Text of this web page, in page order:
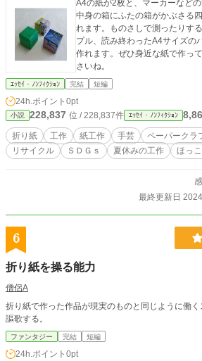
A4の紙が2枚と、マーカーなど
中身の箱にふたの箱がかぶさる
れます。ものさしで測ったりす
プル、読み終わったA4サイズの
作れます。ぜひ身近な紙で作っ
さいね。
ｴｯｾｲ・ﾉﾝﾌｨｸｼｮﾝ 完結 短編
24h.ポイント 0pt
小説 228,837 位 / 228,837件 ｴｯｾｲ・ﾉﾝﾌｨｸｼｮﾝ
折り紙 工作 紙工作 手芸 ペーパークラ
リサイクル
ＳＤＧｓ 夏休みの工作 ほっこ
最終更新日
6
折り紙を操る能力
僧侶A
折り紙で作った作品が現実のものと同じように働
謳歌する。
ファンタジー 完結 短編
24h.ポイント 0pt